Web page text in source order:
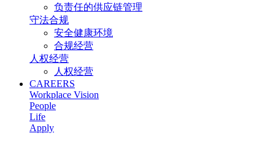
负责任的供应链管理
守法合规
安全健康环境
合规经营
人权经营
人权经营
CAREERS
Workplace Vision
People
Life
Apply